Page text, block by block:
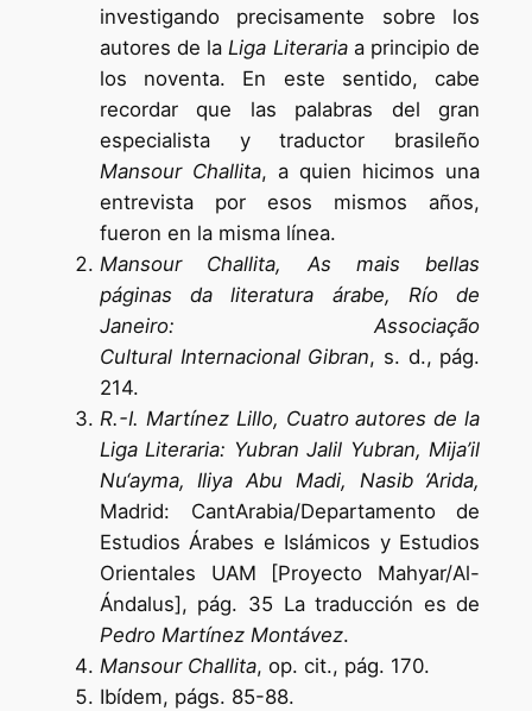
investigando precisamente sobre los
autores de laLiga Literariaa principio de
los noventa. En este sentido, cabe
recordar que las palabras del gran
especialista y traductor brasileño
Mansour Challita, a quien hicimos una
entrevista por esos mismos años,
fueron en la misma línea.
Mansour Challita, As mais bellas
páginas da literatura árabe, Río de
Janeiro: Associação
Cultural Internacional Gibran, s. d., pág.
214.
R.-I. Martínez Lillo, Cuatro autores de la
Liga Literaria: Yubran Jalil Yubran, Mija’il
Nu‘ayma, Iliya Abu Madi, Nasib ‘Arida,
Madrid: CantArabia/Departamento de
Estudios Árabes e Islámicos y Estudios
Orientales UAM [Proyecto Mahyar/Al-
Ándalus], pág. 35 La traducción es de
Pedro Martínez Montávez.
Mansour Challita, op. cit., pág. 170.
Ibídem, págs. 85-88.